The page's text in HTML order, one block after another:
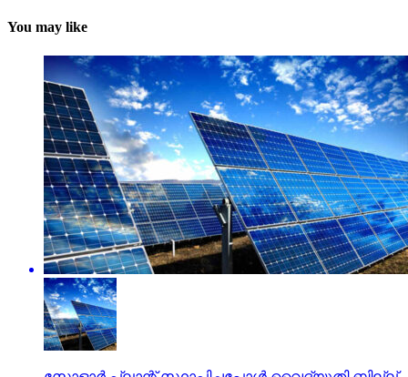
You may like